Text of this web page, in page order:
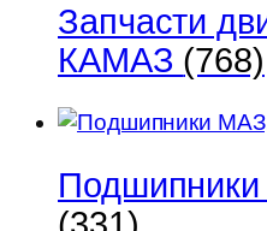
Запчасти
КАМАЗ (768)